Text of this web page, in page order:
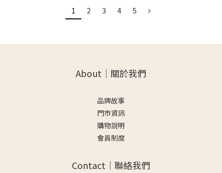
1 2 3 4 5
About｜關於我們
品牌故事
門市資訊
購物說明
會員制度
Contact｜聯絡我們